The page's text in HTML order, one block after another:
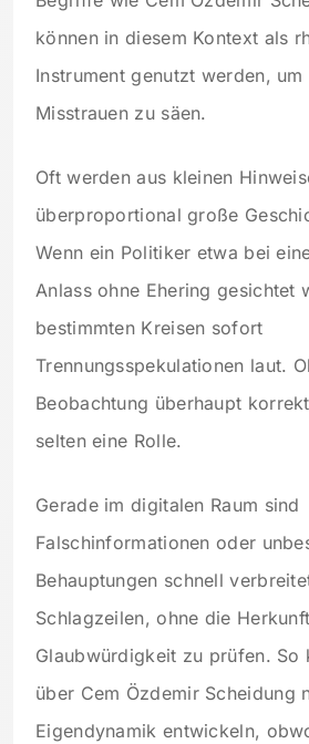
können in diesem Kontext als
Instrument genutzt werden,
Misstrauen zu säen.
Oft werden aus kleinen
überproportional große
Wenn ein Politiker etwa bei
Anlass ohne Ehering gesichtet
bestimmten Kreisen sofort
Trennungsspekulationen laut.
Beobachtung überhaupt
selten eine Rolle.
Gerade im digitalen Raum sind
Falschinformationen oder
Behauptungen schnell
Schlagzeilen, ohne die
Glaubwürdigkeit zu prüfen. So
über Cem Özdemir Scheidung
Eigendynamik entwickeln,